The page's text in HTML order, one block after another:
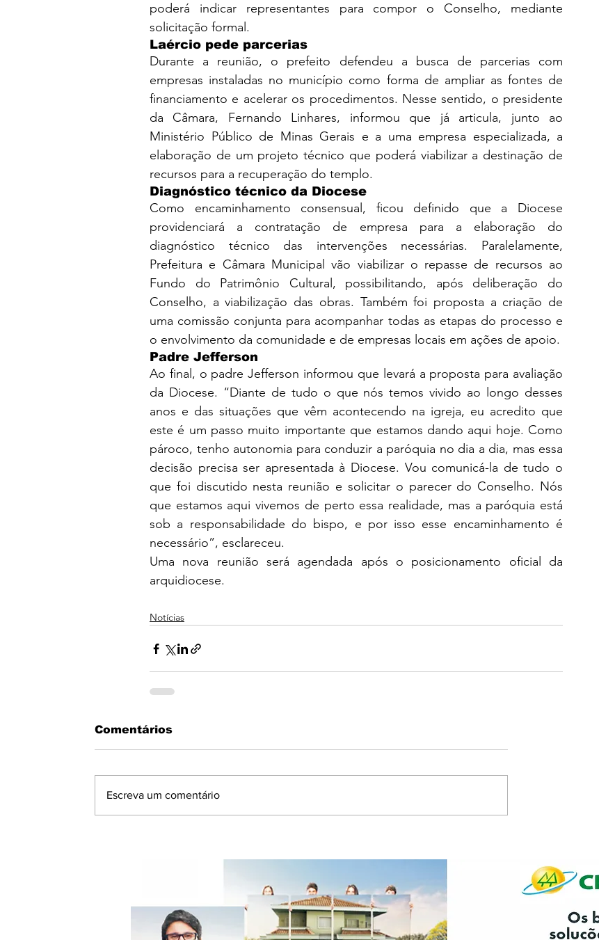
poderá indicar representantes para compor o Conselho, mediante
solicitação formal.
Laércio pede parcerias
Durante a reunião, o prefeito defendeu a busca de parcerias com
empresas instaladas no município como forma de ampliar as fontes de
financiamento e acelerar os procedimentos. Nesse sentido, o presidente
da Câmara, Fernando Linhares, informou que já articula, junto ao
Ministério Público de Minas Gerais e a uma empresa especializada, a
elaboração de um projeto técnico que poderá viabilizar a destinação de
recursos para a recuperação do templo.
Diagnóstico técnico da Diocese
Como encaminhamento consensual, ficou definido que a Diocese
providenciará a contratação de empresa para a elaboração do
diagnóstico técnico das intervenções necessárias. Paralelamente,
Prefeitura e Câmara Municipal vão viabilizar o repasse de recursos ao
Fundo do Patrimônio Cultural, possibilitando, após deliberação do
Conselho, a viabilização das obras. Também foi proposta a criação de
uma comissão conjunta para acompanhar todas as etapas do processo e
o envolvimento da comunidade e de empresas locais em ações de apoio.
Padre Jefferson
Ao final, o padre Jefferson informou que levará a proposta para avaliação
da Diocese. “Diante de tudo o que nós temos vivido ao longo desses
anos e das situações que vêm acontecendo na igreja, eu acredito que
este é um passo muito importante que estamos dando aqui hoje. Como
pároco, tenho autonomia para conduzir a paróquia no dia a dia, mas essa
decisão precisa ser apresentada à Diocese. Vou comunicá-la de tudo o
que foi discutido nesta reunião e solicitar o parecer do Conselho. Nós
que estamos aqui vivemos de perto essa realidade, mas a paróquia está
sob a responsabilidade do bispo, e por isso esse encaminhamento é
necessário”, esclareceu.
Uma nova reunião será agendada após o posicionamento oficial da
arquidiocese.
Notícias
Comentários
Escreva um comentário